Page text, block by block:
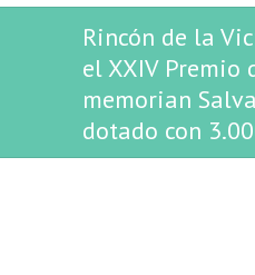
Rincón de la
el XXIV Premio
memorian
dotado con